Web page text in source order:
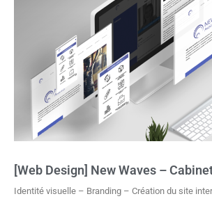
[Web Design] New Waves –
Identité visuelle – Branding – Création du site